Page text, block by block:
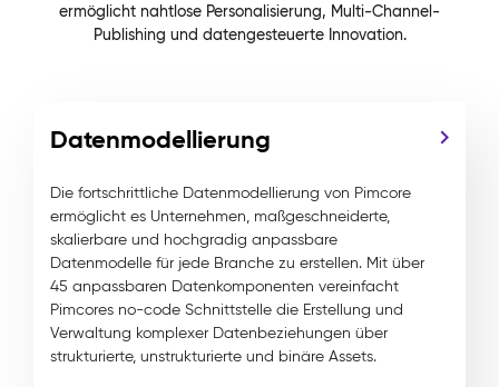
ermöglicht nahtlose Personalisierung, Multi-Channel-
Publishing und datengesteuerte Innovation.
Datenmodellierung
Die fortschrittliche Datenmodellierung von Pimcore
ermöglicht es Unternehmen, maßgeschneiderte,
skalierbare und hochgradig anpassbare
Datenmodelle für jede Branche zu erstellen. Mit über
45 anpassbaren Datenkomponenten vereinfacht
Pimcores no-code Schnittstelle die Erstellung und
Verwaltung komplexer Datenbeziehungen über
strukturierte, unstrukturierte und binäre Assets.